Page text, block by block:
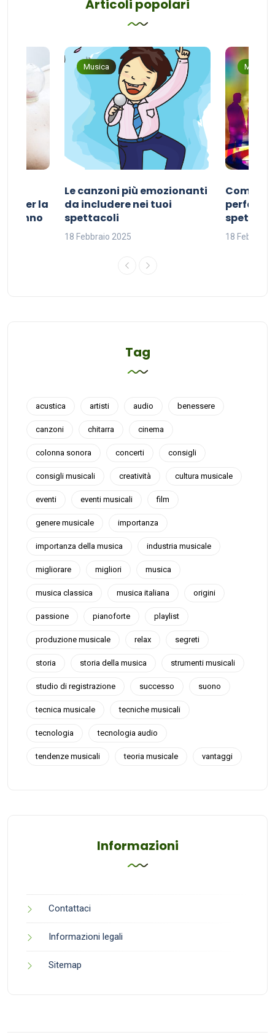
Articoli popolari
per la
sonno
Musica
Le canzoni più emozionanti
da includere nei tuoi
spettacoli
18 Febbraio 2025
Musica
Come
perfetta
18 Febbraio
Tag
acustica artisti audio benessere
canzoni chitarra cinema
colonna sonora concerti consigli
consigli musicali creatività cultura musicale
eventi eventi musicali film
genere musicale importanza
importanza della musica industria musicale
migliorare migliori musica
musica classica musica italiana origini
passione pianoforte playlist
produzione musicale relax segreti
storia storia della musica strumenti musicali
studio di registrazione successo suono
tecnica musicale tecniche musicali
tecnologia tecnologia audio
tendenze musicali teoria musicale vantaggi
Informazioni
Contattaci
Informazioni legali
Sitemap